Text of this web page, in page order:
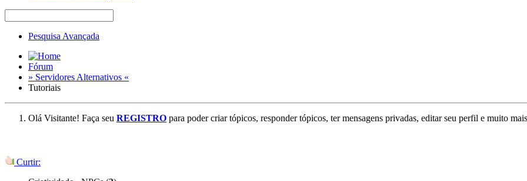
Pesquisa Avançada
Fórum
» Servidores Alternativos «
Tutoriais
Olá Visitante! Faça seu REGISTRO para poder criar tópicos, responder tópicos, ter mensagens privadas, editar seu perfil e muito
Curtir: